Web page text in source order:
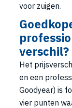
voor zuigen.
verschil?
Het
en een
Goodyear) is
vier punten